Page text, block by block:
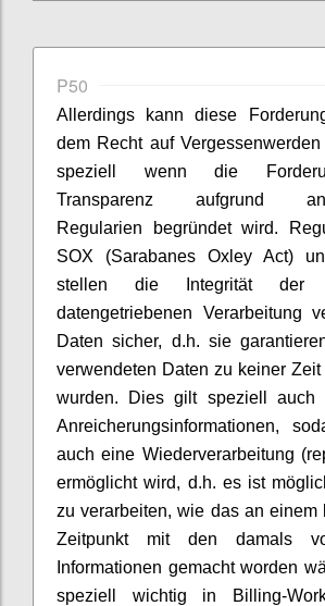
P50
Allerdings kann diese
dem Recht auf
speziell wenn die
Transparenz aufgrund
Regularien begründet wird.
SOX (Sarabanes Oxley Act)
stellen die Integrität
datengetriebenen Verarbeitung
Daten sicher, d.h. sie
verwendeten Daten zu keiner
wurden. Dies gilt speziell auch
Anreicherungsinformationen,
auch eine Wiederverarbeitung
ermöglicht wird, d.h. es ist
zu verarbeiten, wie das an einem
Zeitpunkt mit den damals
Informationen gemacht worden
speziell wichtig in Billing-